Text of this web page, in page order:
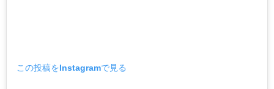
この投稿をInstagramで見る